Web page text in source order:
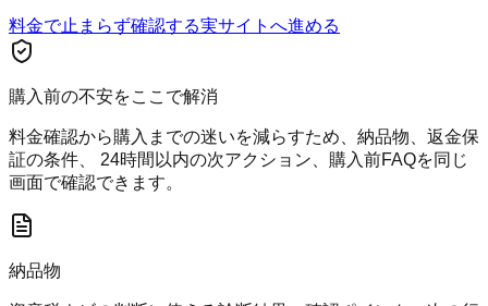
料金で止まらず確認する実サイトへ進める
購入前の不安をここで解消
料金確認から購入までの迷いを減らすため、納品物、返金保
証の条件、 24時間以内の次アクション、購入前FAQを同じ
画面で確認できます。
納品物